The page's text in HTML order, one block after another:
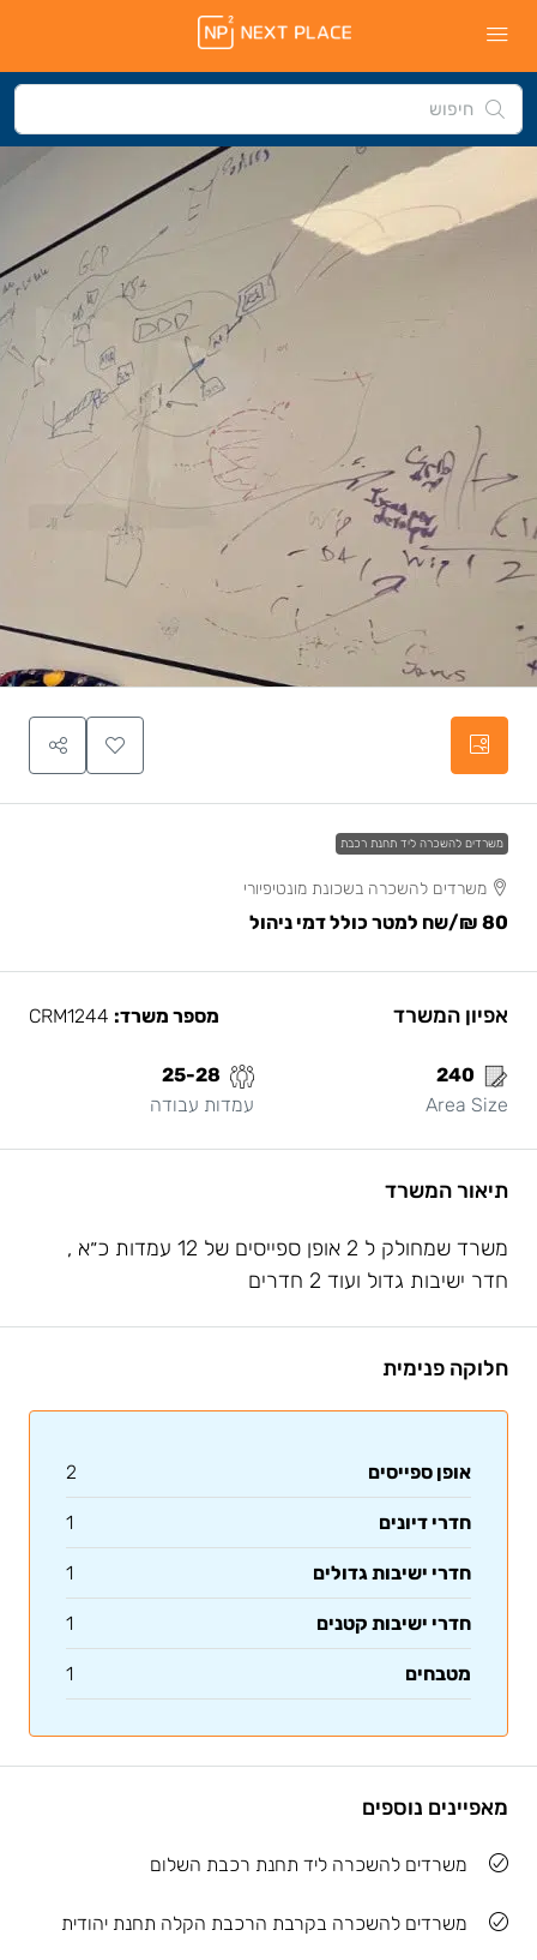
משרדים להשכרה ליד תחנת רכבת
משרדים להשכרה בשכונת מונטיפיורי
80 ₪ /שח למטר כולל דמי ניהול
אפיון המשרד מספר משרד:
240
Area Size
25-28
עמדות עבודה
תיאור המשרד
משרד שמחולק ל 2 אופן ספייסים של 12 עמדות כ״א ,
חדר ישיבות גדול ועוד 2 חדרים
חלוקה פנימית
אופן ספייסים 2
חדרי דיונים 1
חדרי ישיבות גדולים 1
חדרי ישיבות קטנים 1
מטבחים 1
מאפיינים נוספים
משרדים להשכרה ליד תחנת רכבת השלום
משרדים להשכרה בקרבת הרכבת הקלה תחנת יהודית